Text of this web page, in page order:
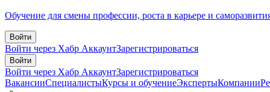
Обучение для смены профессии, роста в карьере и
Войти
Войти через Хабр АккаунтЗарегистрироваться
Войти
Войти через Хабр АккаунтЗарегистрироваться
ВакансииСпециалистыКурсы и обучениеЭкспертыКомпании